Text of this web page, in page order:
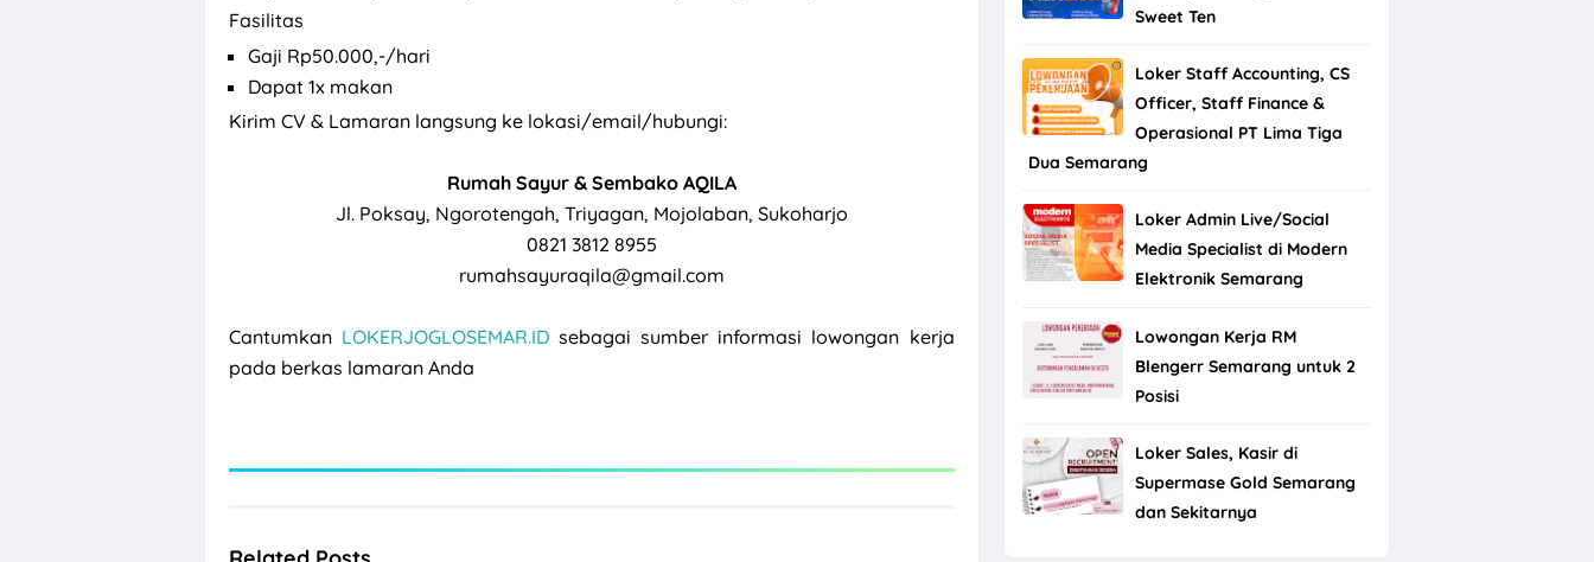
Fasilitas
Gaji Rp50.000,-/hari
Dapat 1x makan
Kirim CV & Lamaran langsung ke lokasi/email/hubungi:
Rumah Sayur & Sembako AQILA
Jl. Poksay, Ngorotengah, Triyagan, Mojolaban, Sukoharjo
0821 3812 8955
rumahsayuraqila@gmail.com
Cantumkan LOKERJOGLOSEMAR.ID sebagai sumber informasi lowongan kerja
pada berkas lamaran Anda
Sweet Ten
Loker Staff Accounting, CS
Officer, Staff Finance &
Operasional PT Lima Tiga
Dua Semarang
Loker Admin Live/Social
Media Specialist di Modern
Elektronik Semarang
Lowongan Kerja RM
Blengerr Semarang untuk 2
Posisi
Loker Sales, Kasir di
Supermase Gold Semarang
dan Sekitarnya